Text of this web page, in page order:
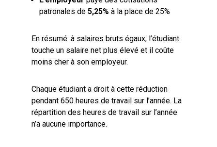
patronales de 5,25% à la place de 25%
En résumé: à salaires bruts égaux, l’étudiant
touche un salaire net plus élevé et il coûte
moins cher à son employeur.
Chaque étudiant a droit à cette réduction
pendant 650 heures de travail sur l’année. La
répartition des heures de travail sur l’année
n’a aucune importance.